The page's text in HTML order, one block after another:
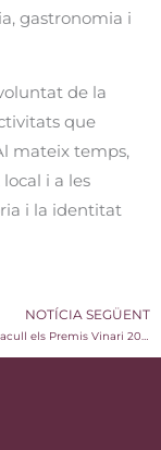
gastronomia i
de la
que
mateix temps,
i a les
i la identitat
NOTÍCIA SEGÜENT
La Casa Navàs acull els Premis Vinari 2026, referents del vermut català